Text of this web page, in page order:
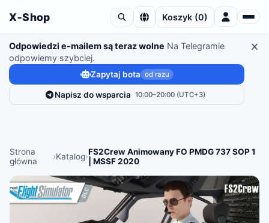
X‑Shop Koszyk (0)
Odpowiedzi e-mailem są teraz wolne Na Telegramie
odpowiemy szybciej.
Zapytaj bota od razu
Napisz do wsparcia 10:00–20:00 (UTC+3)
Strona
główna
›Katalog›FS2Crew Animowany FO PMDG 737 SOP 1
| MSSF 2020